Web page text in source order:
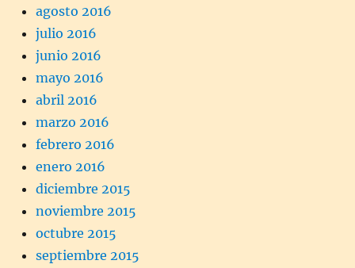
agosto 2016
julio 2016
junio 2016
mayo 2016
abril 2016
marzo 2016
febrero 2016
enero 2016
diciembre 2015
noviembre 2015
octubre 2015
septiembre 2015